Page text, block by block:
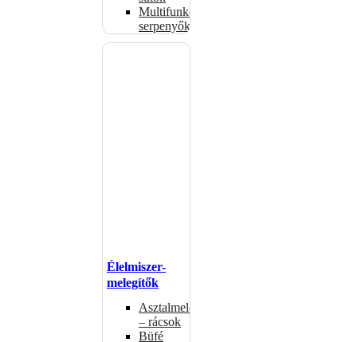
Multifunkciós
serpenyők
Élelmiszer-
melegítők
Asztalmelegítők
– rácsok
Büfé